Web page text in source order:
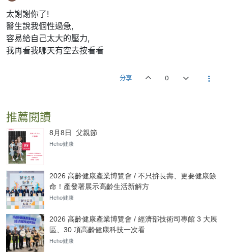
太謝謝你了!
醫生說我個性過急,
容易給自己太大的壓力,
我再看我哪天有空去按看看
分享 0
推薦閱讀